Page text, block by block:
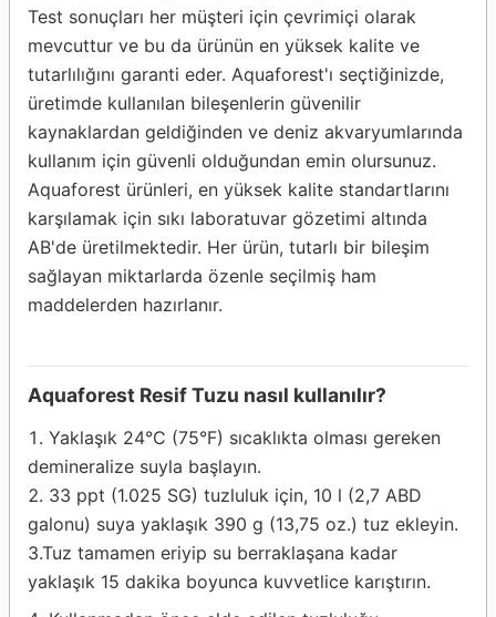
Test sonuçları her müşteri için çevrimiçi olarak
mevcuttur ve bu da ürünün en yüksek kalite ve
tutarlılığını garanti eder. Aquaforest'ı seçtiğinizde,
üretimde kullanılan bileşenlerin güvenilir
kaynaklardan geldiğinden ve deniz akvaryumlarında
kullanım için güvenli olduğundan emin olursunuz.
Aquaforest ürünleri, en yüksek kalite standartlarını
karşılamak için sıkı laboratuvar gözetimi altında
AB'de üretilmektedir. Her ürün, tutarlı bir bileşim
sağlayan miktarlarda özenle seçilmiş ham
maddelerden hazırlanır.
Aquaforest Resif Tuzu nasıl kullanılır?
Yaklaşık 24°C (75°F) sıcaklıkta olması gereken
demineralize suyla başlayın.
33 ppt (1.025 SG) tuzluluk için, 10 l (2,7 ABD
galonu) suya yaklaşık 390 g (13,75 oz.) tuz ekleyin.
3.Tuz tamamen eriyip su berraklaşana kadar
yaklaşık 15 dakika boyunca kuvvetlice karıştırın.